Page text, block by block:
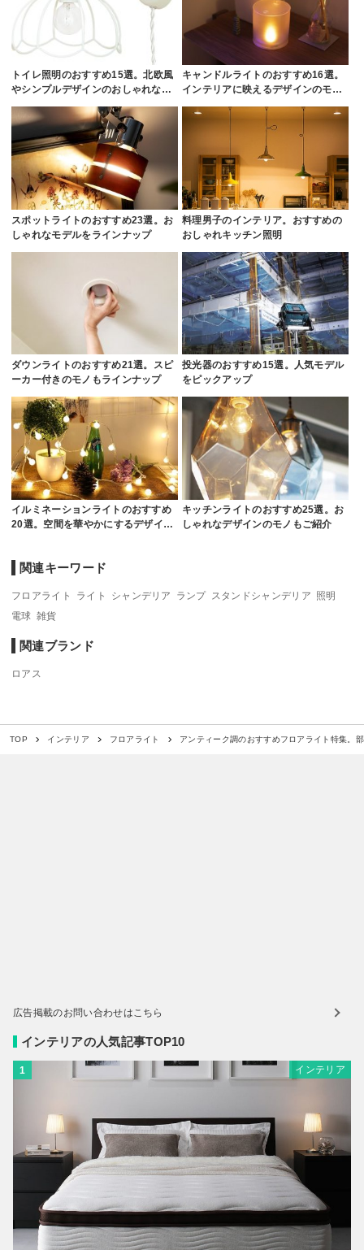
トイレ照明のおすすめ15選。北欧風
やシンプルデザインのおしゃれな…
キャンドルライトのおすすめ16選。
インテリアに映えるデザインのモ…
スポットライトのおすすめ23選。お
しゃれなモデルをラインナップ
料理男子のインテリア。おすすめの
おしゃれキッチン照明
ダウンライトのおすすめ21選。スピ
ーカー付きのモノもラインナップ
投光器のおすすめ15選。人気モデル
をピックアップ
イルミネーションライトのおすすめ
20選。空間を華やかにするデザイ…
キッチンライトのおすすめ25選。お
しゃれなデザインのモノもご紹介
関連キーワード
フロアライト ライト シャンデリア ランプ スタンドシャンデリア 照明
電球 雑貨
関連ブランド
ロアス
TOP インテリア フロアライト アンティーク調のおすすめフロアライト特集。
広告掲載のお問い合わせはこちら
インテリアの人気記事TOP10
1 インテリア